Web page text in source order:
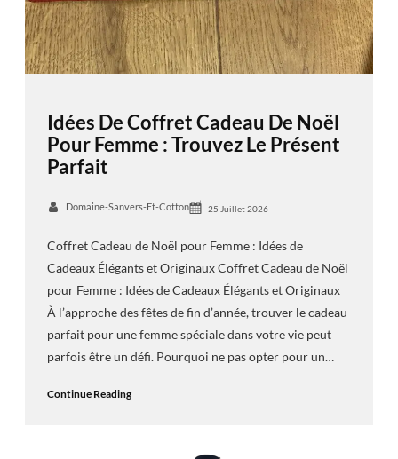
Idées De Coffret Cadeau De Noël
Pour Femme : Trouvez Le Présent
Parfait
Domaine-Sanvers-Et-Cotton 25 Juillet 2026
Coffret Cadeau de Noël pour Femme : Idées de
Cadeaux Élégants et Originaux Coffret Cadeau de Noël
pour Femme : Idées de Cadeaux Élégants et Originaux
À l’approche des fêtes de fin d’année, trouver le cadeau
parfait pour une femme spéciale dans votre vie peut
parfois être un défi. Pourquoi ne pas opter pour un…
Continue Reading